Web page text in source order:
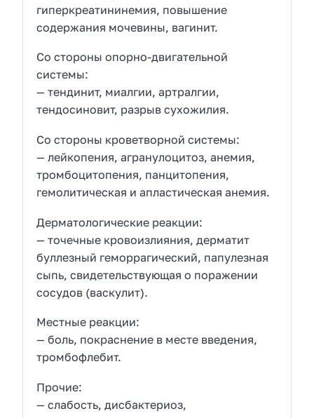
гиперкреатининемия, повышение
содержания мочевины, вагинит.
Со стороны опорно-двигательной
системы:
— тендинит, миалгии, артралгии,
тендосиновит, разрыв сухожилия.
Со стороны кроветворной системы:
— лейкопения, агранулоцитоз, анемия,
тромбоцитопения, панцитопения,
гемолитическая и апластическая анемия.
Дерматологические реакции:
— точечные кровоизлияния, дерматит
буллезный геморрагический, папулезная
сыпь, свидетельствующая о поражении
сосудов (васкулит).
Местные реакции:
— боль, покраснение в месте введения,
тромбофлебит.
Прочие:
— слабость, дисбактериоз,